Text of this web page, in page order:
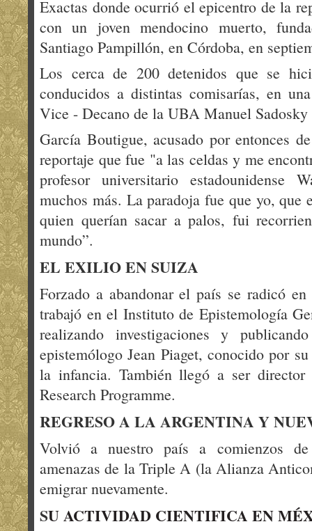
Exactas donde ocurrió el epicentro de la
con un joven mendocino muerto,
Santiago Pampillón, en Córdoba, en
Los cerca de 200 detenidos que se
conducidos a distintas comisarías, en
Vice - Decano de la UBA Manuel Sadosky
García Boutigue, acusado por entonces
reportaje que fue "a las celdas y me
profesor universitario estadounidense
muchos más. La paradoja fue que yo, que
quien querían sacar a palos, fui
mundo”.
EL EXILIO EN SUIZA
Forzado a abandonar el país se radicó
trabajó en el Instituto de Epistemología
realizando investigaciones y
epistemólogo Jean Piaget, conocido por
la infancia. También llegó a ser
Research Programme.
REGRESO A LA ARGENTINA Y
Volvió a nuestro país a comienzos
amenazas de la Triple A (la Alianza
emigrar nuevamente.
SU ACTIVIDAD CIENTIFICA EN